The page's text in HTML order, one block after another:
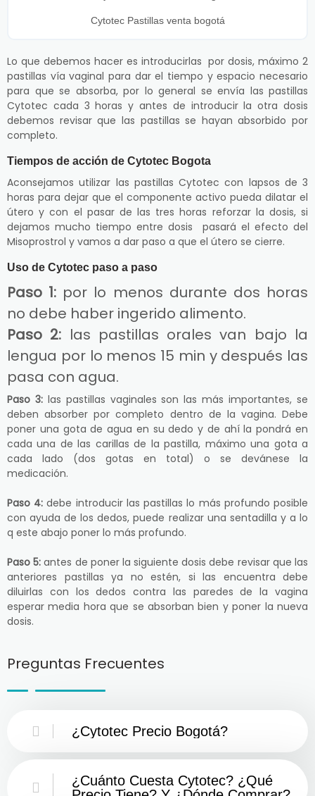
Cytotec Pastillas venta bogotá
Lo que debemos hacer es introducirlas por dosis, máximo 2
pastillas vía vaginal para dar el tiempo y espacio necesario
para que se absorba, por lo general se envía las pastillas
Cytotec cada 3 horas y antes de introducir la otra dosis
debemos revisar que las pastillas se hayan absorbido por
completo.
Tiempos de acción de Cytotec Bogota
Aconsejamos utilizar las pastillas Cytotec con lapsos de 3
horas para dejar que el componente activo pueda dilatar el
útero y con el pasar de las tres horas reforzar la dosis, si
dejamos mucho tiempo entre dosis pasará el efecto del
Misoprostrol y vamos a dar paso a que el útero se cierre.
Uso de Cytotec paso a paso
Paso 1: por lo menos durante dos horas
no debe haber ingerido alimento.
Paso 2: las pastillas orales van bajo la
lengua por lo menos 15 min y después las
pasa con agua.
Paso 3:las pastillas vaginales son las más importantes, se
deben absorber por completo dentro de la vagina. Debe
poner una gota de agua en su dedo y de ahí la pondrá en
cada una de las carillas de la pastilla, máximo una gota a
cada lado (dos gotas en total) o se devánese la
medicación.
Paso 4: debe introducir las pastillas lo más profundo posible
con ayuda de los dedos, puede realizar una sentadilla y a lo
q este abajo poner lo más profundo.
Paso 5: antes de poner la siguiente dosis debe revisar que las
anteriores pastillas ya no estén, si las encuentra debe
diluirlas con los dedos contra las paredes de la vagina
esperar media hora que se absorban bien y poner la nueva
dosis.
Preguntas Frecuentes
¿Cytotec Precio Bogotá?
¿Cuánto Cuesta Cytotec? ¿Qué